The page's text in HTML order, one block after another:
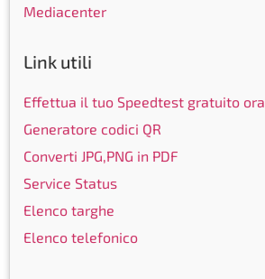
Mediacenter
Link utili
Effettua il tuo Speedtest gratuito ora
Generatore codici QR
Converti JPG,PNG in PDF
Service Status
Elenco targhe
Elenco telefonico